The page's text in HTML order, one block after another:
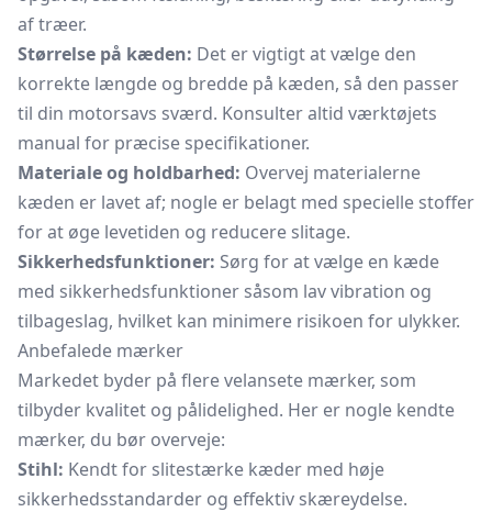
af træer.
Størrelse på kæden: Det er vigtigt at vælge den
korrekte længde og bredde på kæden, så den passer
til din motorsavs sværd. Konsulter altid værktøjets
manual for præcise specifikationer.
Materiale og holdbarhed: Overvej materialerne
kæden er lavet af; nogle er belagt med specielle stoffer
for at øge levetiden og reducere slitage.
Sikkerhedsfunktioner: Sørg for at vælge en kæde
med sikkerhedsfunktioner såsom lav vibration og
tilbageslag, hvilket kan minimere risikoen for ulykker.
Anbefalede mærker
Markedet byder på flere velansete mærker, som
tilbyder kvalitet og pålidelighed. Her er nogle kendte
mærker, du bør overveje:
Stihl: Kendt for slitestærke kæder med høje
sikkerhedsstandarder og effektiv skæreydelse.